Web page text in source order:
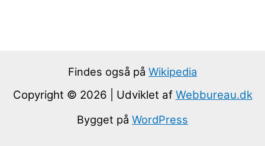
Findes også på Wikipedia
Copyright © 2026 | Udviklet af Webbureau.dk
Bygget på WordPress